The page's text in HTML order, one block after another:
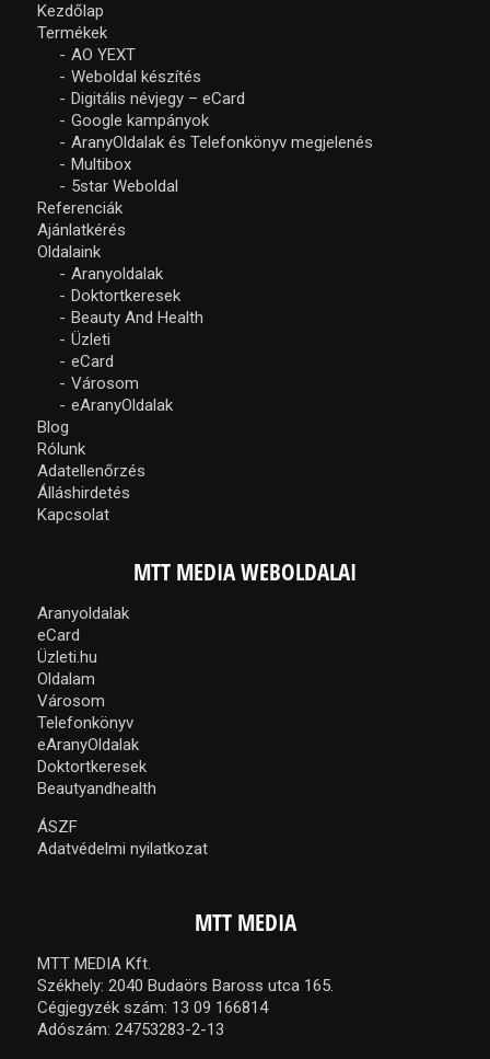
Kezdőlap
Termékek
AO YEXT
Weboldal készítés
Digitális névjegy – eCard
Google kampányok
AranyOldalak és Telefonkönyv megjelenés
Multibox
5star Weboldal
Referenciák
Ajánlatkérés
Oldalaink
Aranyoldalak
Doktortkeresek
Beauty And Health
Üzleti
eCard
Városom
eAranyOldalak
Blog
Rólunk
Adatellenőrzés
Álláshirdetés
Kapcsolat
MTT MEDIA WEBOLDALAI
Aranyoldalak
eCard
Üzleti.hu
Oldalam
Városom
Telefonkönyv
eAranyOldalak
Doktortkeresek
Beautyandhealth
ÁSZF
Adatvédelmi nyilatkozat
MTT MEDIA
MTT MEDIA Kft.
Székhely: 2040 Budaörs Baross utca 165.
Cégjegyzék szám: 13 09 166814
Adószám: 24753283-2-13